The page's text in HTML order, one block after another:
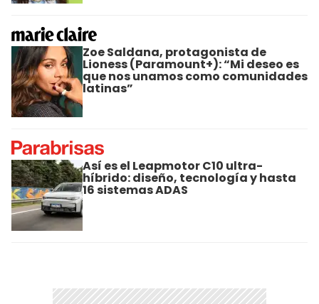
Zoe Saldana, protagonista de
Lioness (Paramount+): “Mi deseo es
que nos unamos como comunidades
latinas”
Así es el Leapmotor C10 ultra-
híbrido: diseño, tecnología y hasta
16 sistemas ADAS